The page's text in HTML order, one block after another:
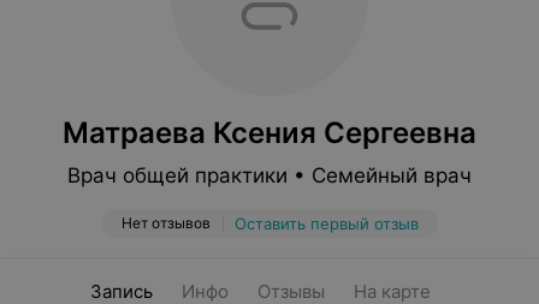
Матраева Ксения Сергеевна
Врач общей практики • Семейный врач
Нет отзывов Оставить первый отзыв
Запись Инфо Отзывы На карте